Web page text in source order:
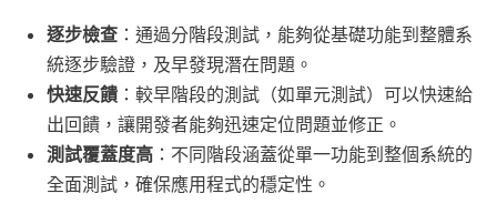
逐步檢查 ：通過分階段測試，能夠從基礎功能到整體系
統逐步驗證，及早發現潛在問題。
快速反饋 ：較早階段的測試（如單元測試）可以快速給
出回饋，讓開發者能夠迅速定位問題並修正。
測試覆蓋度高 ：不同階段涵蓋從單一功能到整個系統的
全面測試，確保應用程式的穩定性。